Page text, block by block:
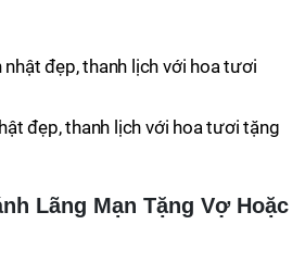
đẹp, thanh lịch với hoa tươi tặng
Lãng Mạn Tặng Vợ Hoặc